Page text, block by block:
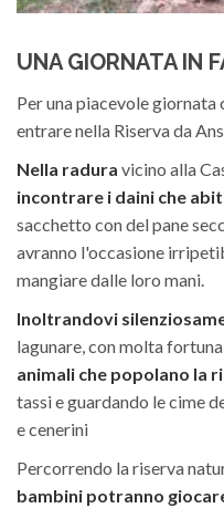
UNA GIORNATA IN
Per una piacevole
entrare nella Riserva da
Nella radura vicino alla
incontrare i daini che
sacchetto con del pane
avranno l'occasione
mangiare dalle loro mani.
Inoltrandovi
lagunare, con molta fortuna
animali che popolano la
tassi e guardando le cime
e cenerini
Percorrendo la riserva
bambini potranno